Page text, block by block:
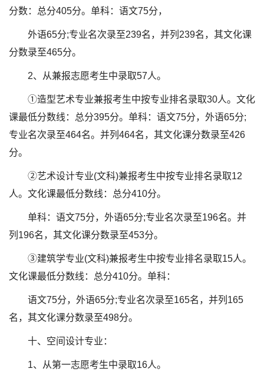
分数：总分405分。单科：语文75分，
外语65分;专业名次录至239名，并列239名，其文化课
分数录至465分。
2、从兼报志愿考生中录取57人。
①造型艺术专业兼报考生中按专业排名录取30人。文化
课最低分数线：总分395分。单科：语文75分，外语65分;
专业名次录至464名。并列464名，其文化课分数录至426
分。
②艺术设计专业(文科)兼报考生中按专业排名录取12
人。文化课最低分数线：总分410分。
单科：语文75分，外语65分;专业名次录至196名。并
列196名，其文化课分数录至453分。
③建筑学专业(文科)兼报考生中按专业排名录取15人。
文化课最低分数线：总分410分。单科：
语文75分，外语65分;专业名次录至165名，并列165
名，其文化课分数录至498分。
十、空间设计专业：
1、从第一志愿考生中录取16人。